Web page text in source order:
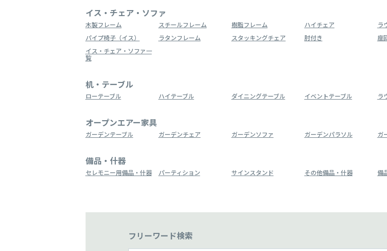
イス・チェア・ソファ
木製フレーム スチールフレーム 樹脂フレーム ハイチェア ラ
パイプ椅子（イス）
ラタンフレーム スタッキングチェア 肘付き 座
イス・チェア・ソファ一
覧
机・テーブル
ローテーブル ハイテーブル ダイニングテーブル イベントテーブル ラ
オープンエアー家具
ガーデンテーブル ガーデンチェア ガーデンソファ ガーデンパラソル ガ
備品・什器
セレモニー用備品・什器 パーティション サインスタンド その他備品・什器 備
フリーワード検索